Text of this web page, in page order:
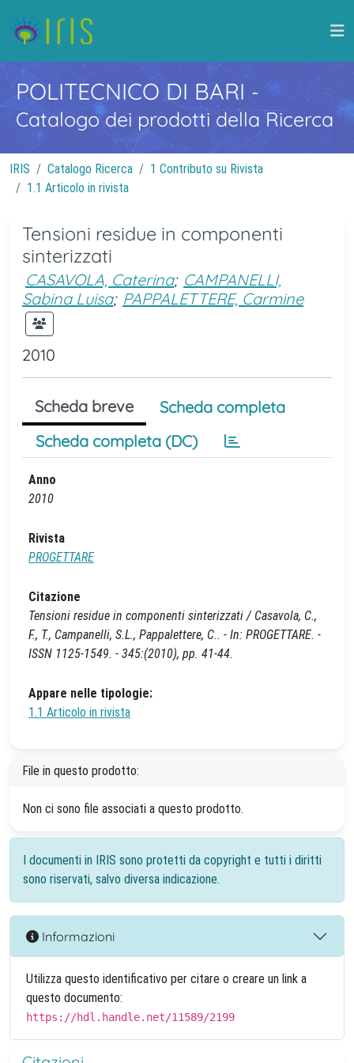
POLITECNICO DI BARI -
Catalogo dei prodotti della Ricerca
IRIS Catalogo Ricerca
1 Contributo su Rivista
1.1 Articolo in rivista
Tensioni residue in componenti
sinterizzati
CASAVOLA, Caterina; CAMPANELLI,
Sabina Luisa; PAPPALETTERE, Carmine
2010
Scheda breve
Scheda completa
Scheda completa (DC)
Anno
2010
Rivista
PROGETTARE
Citazione
Tensioni residue in componenti sinterizzati / Casavola, C.,
F., T., Campanelli, S.L., Pappalettere, C.. - In: PROGETTARE. -
ISSN 1125-1549. - 345:(2010), pp. 41-44.
Appare nelle tipologie:
1.1 Articolo in rivista
File in questo prodotto:
Non ci sono file associati a questo prodotto.
I documenti in IRIS sono protetti da copyright e tutti i diritti
sono riservati, salvo diversa indicazione.
Informazioni
Utilizza questo identificativo per citare o creare un link a
questo documento:
https://hdl.handle.net/11589/2199